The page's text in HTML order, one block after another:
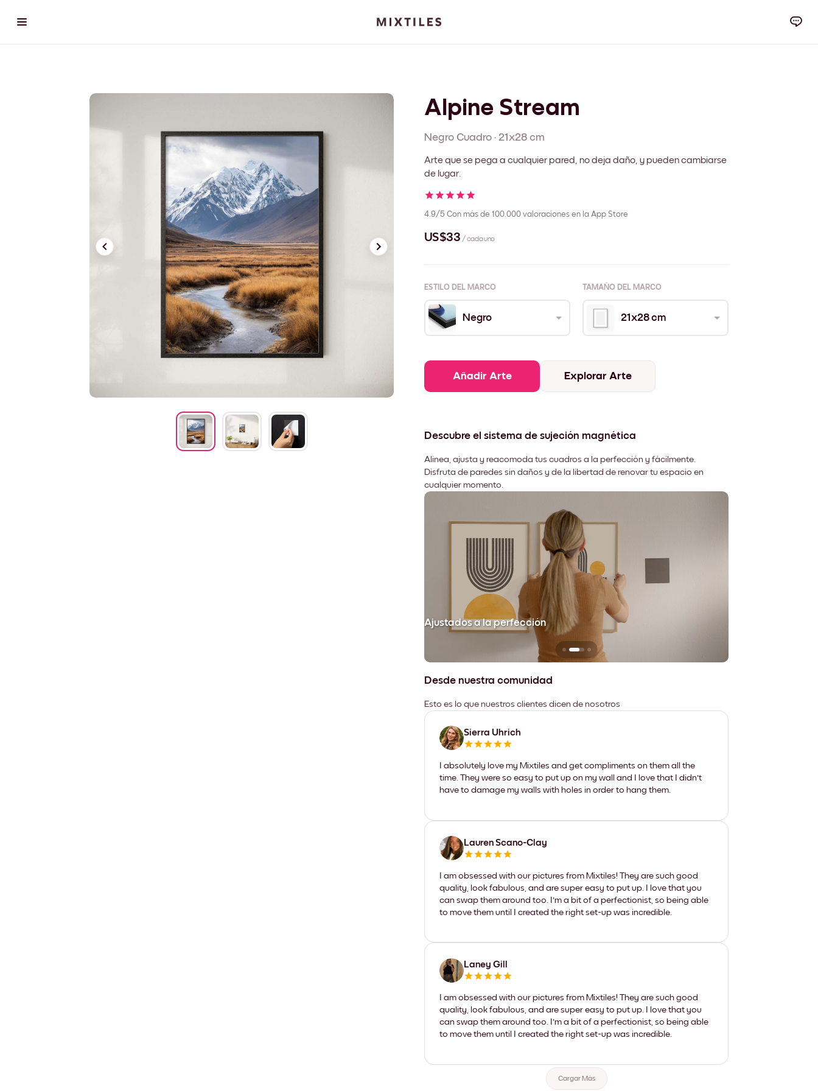
Alpine Stream
Negro Cuadro · 21x28 cm
Arte que se pega a cualquier pared, no deja daño, y pueden cambiarse
de lugar.
4.9/5 Con más de 100.000 valoraciones en la App Store
US$33 / cada uno
ESTILO DEL MARCO TAMAÑO DEL MARCO
Negro 21x28 cm
Añadir Arte Explorar Arte
Descubre el sistema de sujeción magnética
Alinea, ajusta y reacomoda tus cuadros a la perfección y fácilmente.
Disfruta de paredes sin daños y de la libertad de renovar tu espacio en
cualquier momento.
Ajustados a la perfección
Desde nuestra comunidad
Esto es lo que nuestros clientes dicen de nosotros
Sierra Uhrich
I absolutely love my Mixtiles and get compliments on them all the
time. They were so easy to put up on my wall and I love that I didn't
have to damage my walls with holes in order to hang them.
Lauren Scano-Clay
I am obsessed with our pictures from Mixtiles! They are such good
quality, look fabulous, and are super easy to put up. I love that you
can swap them around too. I'm a bit of a perfectionist, so being able
to move them until I created the right set-up was incredible.
Laney Gill
I am obsessed with our pictures from Mixtiles! They are such good
quality, look fabulous, and are super easy to put up. I love that you
can swap them around too. I'm a bit of a perfectionist, so being able
to move them until I created the right set-up was incredible.
Cargar Más